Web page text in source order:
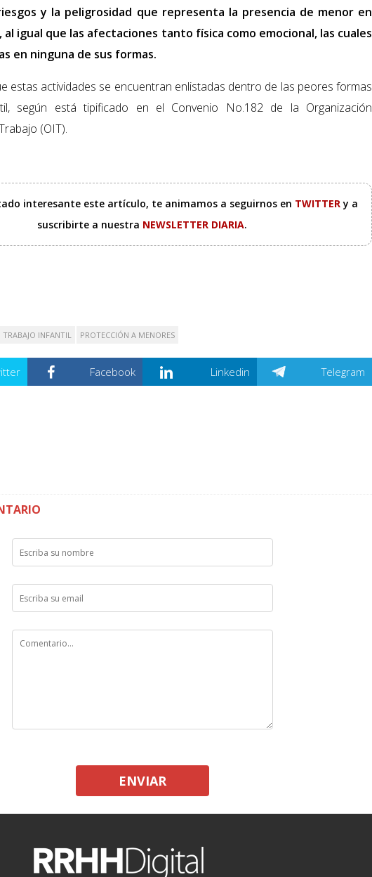
y la peligrosidad que representa la presencia de menor en
al igual que las afectaciones tanto física como emocional, las cuales
en ninguna de sus formas.
estas actividades se encuentran enlistadas dentro de las peores formas
según está tipificado en el Convenio No.182 de la Organización
(OIT).
interesante este artículo, te animamos a seguirnos en TWITTERy a
suscribirte a nuestra NEWSLETTER DIARIA.
TRABAJO INFANTIL PROTECCIÓN A MENORES
Facebook Linkedin Telegram
ENVIAR